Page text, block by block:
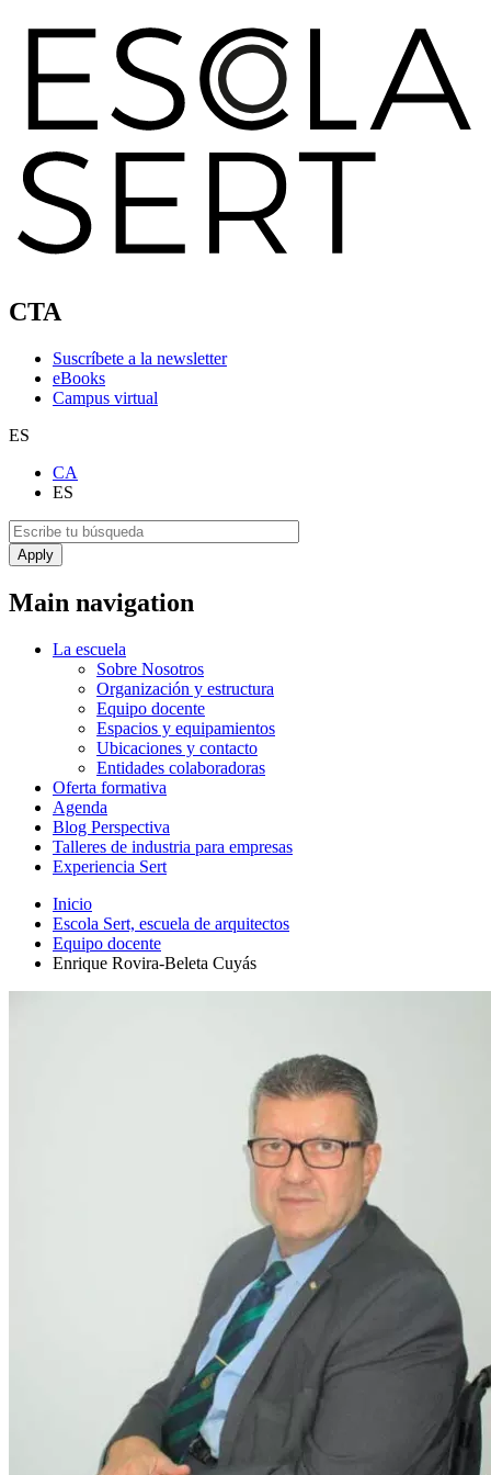
CTA
Suscríbete a la newsletter
eBooks
Campus virtual
ES
CA
ES
Main navigation
La escuela
Sobre Nosotros
Organización y estructura
Equipo docente
Espacios y equipamientos
Ubicaciones y contacto
Entidades colaboradoras
Oferta formativa
Agenda
Blog Perspectiva
Talleres de industria para empresas
Experiencia Sert
Inicio
Escola Sert, escuela de arquitectos
Equipo docente
Enrique Rovira-Beleta Cuyás